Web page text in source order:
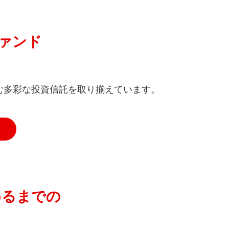
無期限
可
託（制限あり）
ンド
彩な投資信託を取り揃えています。
までの